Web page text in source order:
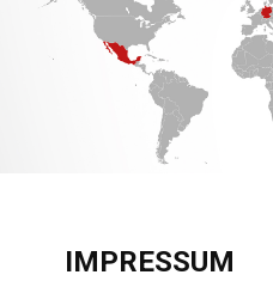
IMPRESSUM